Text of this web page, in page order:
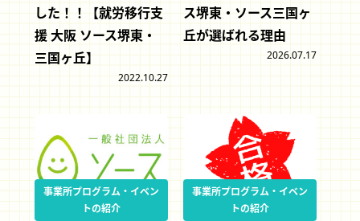
した！！【就労移行支
援 大阪 ソース堺東・
三国ヶ丘】
2022.10.27
ス堺東・ソース三国ヶ
丘が選ばれる理由
2026.07.17
事業所プログラム・イベン
トの紹介
事業所プログラム・イベン
トの紹介